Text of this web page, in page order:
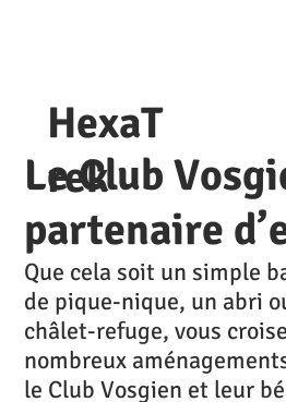
Le Club
partenaire
Que cela soit un simple
de pique-nique, un abri
châlet-refuge, vous
nombreux
le Club Vosgien et leur
HexaT
rek